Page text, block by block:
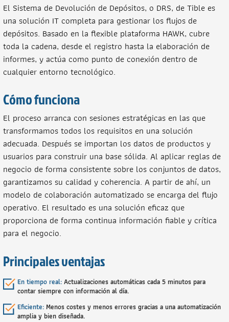
El Sistema de Devolución de Depósitos, o DRS, de Tible es
una solución IT completa para gestionar los flujos de
depósitos. Basado en la flexible plataforma HAWK, cubre
toda la cadena, desde el registro hasta la elaboración de
informes, y actúa como punto de conexión dentro de
cualquier entorno tecnológico.
Cómo funciona
El proceso arranca con sesiones estratégicas en las que
transformamos todos los requisitos en una solución
adecuada. Después se importan los datos de productos y
usuarios para construir una base sólida. Al aplicar reglas de
negocio de forma consistente sobre los conjuntos de datos,
garantizamos su calidad y coherencia. A partir de ahí, un
modelo de colaboración automatizado se encarga del flujo
operativo. El resultado es una solución eficaz que
proporciona de forma continua información fiable y crítica
para el negocio.
Principales ventajas
En tiempo real: Actualizaciones automáticas cada 5 minutos para
contar siempre con información al día.
Eficiente: Menos costes y menos errores gracias a una automatización
amplia y bien diseñada.